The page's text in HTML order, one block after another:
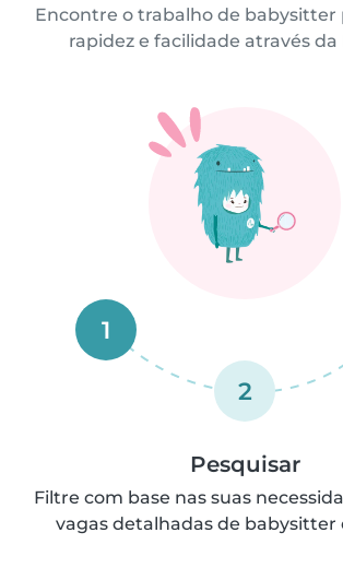
Encontre o trabalho de babysitter
rapidez e facilidade através da
1
2
Pesquisar
Filtre com base nas suas
vagas detalhadas de babysitter